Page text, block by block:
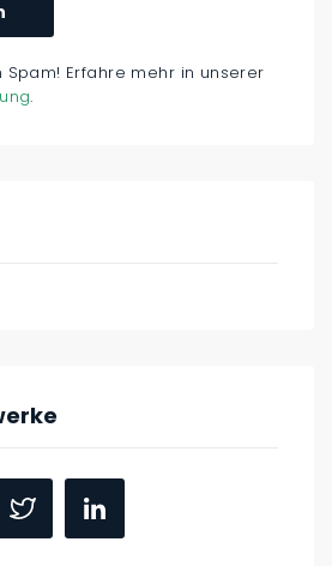
Spam! Erfahre mehr in unserer
.